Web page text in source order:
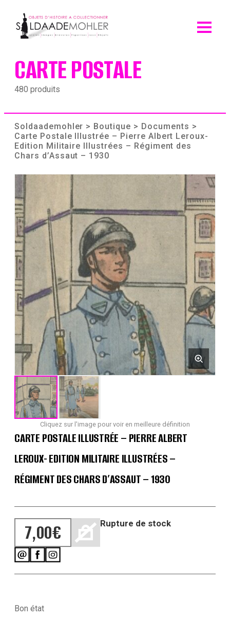
content
CARTE POSTALE
480 produits
Soldaademohler > Boutique > Documents >
Carte Postale Illustrée – Pierre Albert Leroux-
Edition Militaire Illustrées – Régiment des
Chars d’Assaut – 1930
Cliquez sur l'image pour voir en meilleure définition
CARTE POSTALE ILLUSTRÉE – PIERRE ALBERT
LEROUX- EDITION MILITAIRE ILLUSTRÉES –
RÉGIMENT DES CHARS D’ASSAUT – 1930
7,00€ Rupture de stock
Bon état